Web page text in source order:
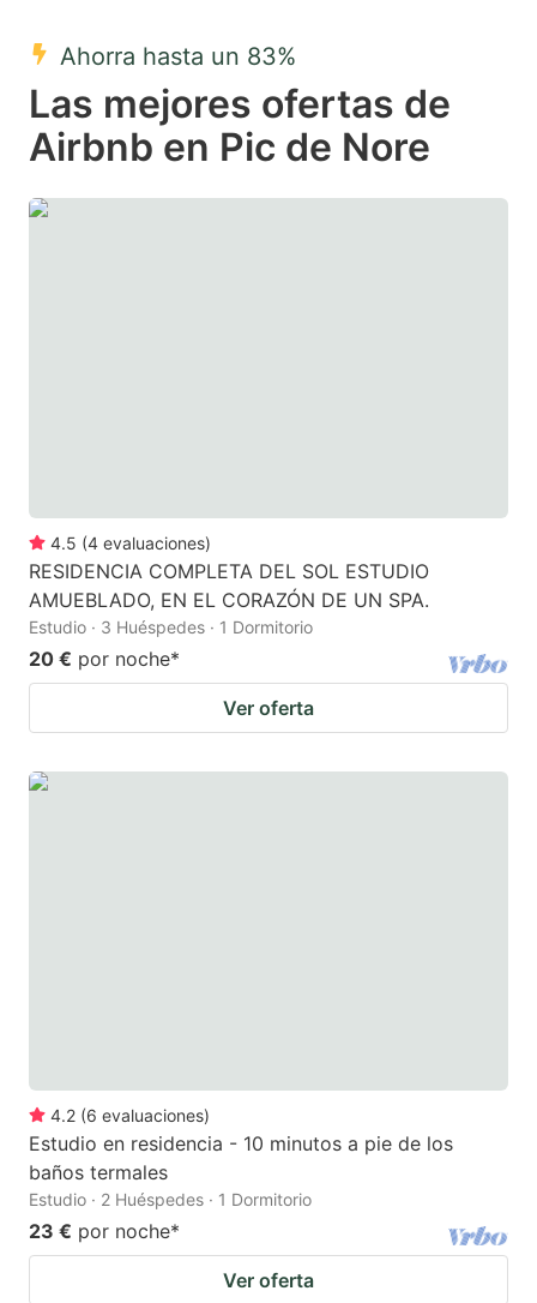
key
to
get
keyboard
to
get
keyboard
Ahorra hasta un 83%
Las mejores ofertas de
Airbnb en Pic de Nore
4.5 (4 evaluaciones)
RESIDENCIA COMPLETA DEL SOL ESTUDIO
AMUEBLADO, EN EL CORAZÓN DE UN SPA.
Estudio · 3 Huéspedes · 1 Dormitorio
20 € por noche*
Ver oferta
4.2 (6 evaluaciones)
Estudio en residencia - 10 minutos a pie de los
baños termales
Estudio · 2 Huéspedes · 1 Dormitorio
23 € por noche*
Ver oferta